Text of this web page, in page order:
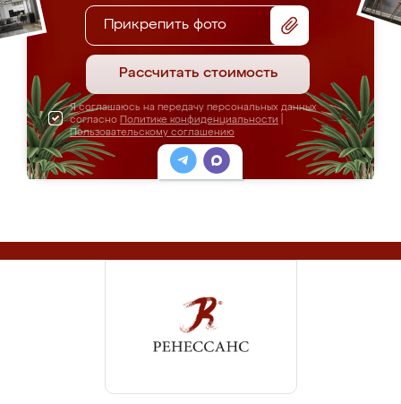
Прикрепить фото
Рассчитать стоимость
Я соглашаюсь на передачу персональных данных
согласно Политике конфиденциальности
Пользовательскому соглашению